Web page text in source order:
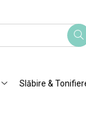
Slăbire &